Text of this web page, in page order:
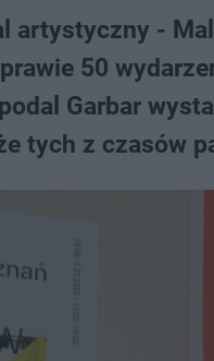
artystyczny -
50
Garbar
tych z czasów